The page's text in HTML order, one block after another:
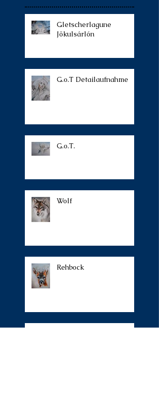
Gletscherlagune
Jökulsárlón
G.o.T Detailaufnahme
G.o.T.
Wolf
Rehbock